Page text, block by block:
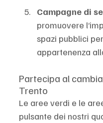
Campagne di
promuovere
spazi pubblici
appartenenza
Partecipa al
Trento
Le aree verdi e le
pulsante dei nostri